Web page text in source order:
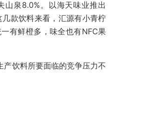
山泉8.0%。以海天味业推出
几款饮料来看，汇源有小青柠
有鲜橙多，味全也有NFC果
饮料所要面临的竞争压力不